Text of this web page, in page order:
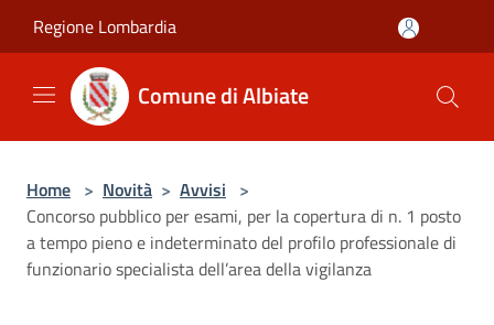
Regione Lombardia
Comune di Albiate
Home > Novità > Avvisi >
Concorso pubblico per esami, per la copertura di n. 1 posto
a tempo pieno e indeterminato del profilo professionale di
funzionario specialista dell’area della vigilanza